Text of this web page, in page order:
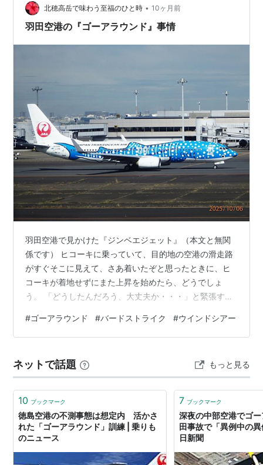
北穂高岳で味わう至福のひと時 • 10ヶ月前
羽田空港の『ゴーアラウンド』事情
羽田空港で見かけた『ジンベエジェット』（本文と無関
係です） ヒコーキに乗っていて、目的地の空港の滑走路
がすぐそこに見えて、さあ着いたぞと思ったときに、ヒ
コーキが着地せずにまた上昇を始めたら、どうでしょ
う。 「どうしたんだろう、大丈夫か・・・」と緊張する
ら。 ところが・・・・・羽田空港で２０２５年１０月６
日、【ゴーアラウンド（Ｇｏ‐around）】という、着陸の
ほどの話ではありませんでしたが、この機会に「ゴーア
ラウンド」について調べました。 目次 ＪＡＬの格納庫を
見学 ゴーアラウンドの話 滑走路…
#ゴーアラウンド #バードストライク #ウインドシアー
ネットで話題 もっと見る
10 ブックマーク
徳島空港の不測事態は想定内 活かさ
れた「ゴーアラウンド」訓練 | 乗りも
のニュース
7 ブックマーク
深夜の中部空港でゴ
田事故で「異例中の
日新聞